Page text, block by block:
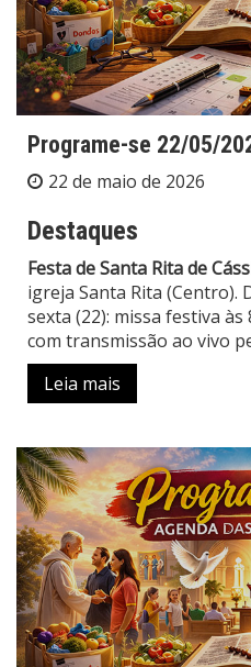
Programe-se 22/05/
22 de maio de 2026
Destaques
Festa de Santa Rita de
igreja Santa Rita (Centro).
sexta (22): missa festiva
com transmissão ao vivo
Leia mais